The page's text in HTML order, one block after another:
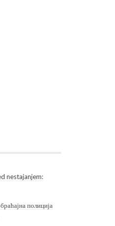
nestajanjem:
полиција